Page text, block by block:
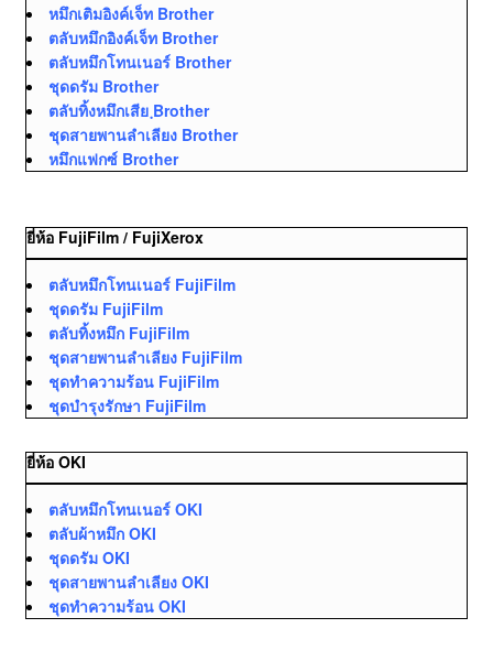
หมึกเติมอิงค์เจ็ท Brother
ตลับหมึกอิงค์เจ็ท Brother
ตลับหมึกโทนเนอร์ Brother
ชุดดรัม Brother
ตลับทิ้งหมึกเสีย ฺBrother
ชุดสายพานลำเลียง Brother
หมึกแฟกซ์ Brother
ยี่ห้อ FujiFilm / FujiXerox
ตลับหมึกโทนเนอร์ FujiFilm
ชุดดรัม FujiFilm
ตลับทิ้งหมึก FujiFilm
ชุดสายพานลำเลียง FujiFilm
ชุดทำความร้อน FujiFilm
ชุดบำรุงรักษา FujiFilm
ยี่ห้อ OKI
ตลับหมึกโทนเนอร์ OKI
ตลับผ้าหมึก OKI
ชุดดรัม OKI
ชุดสายพานลำเลียง OKI
ชุดทำความร้อน OKI